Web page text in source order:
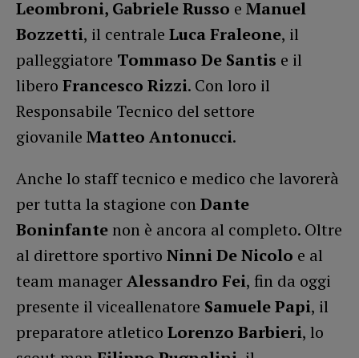
Leombroni, Gabriele Russo e Manuel
Bozzetti, il centrale Luca Fraleone, il
palleggiatore Tommaso De Santis e il
libero Francesco Rizzi. Con loro il
Responsabile Tecnico del settore
giovanile Matteo Antonucci.
Anche lo staff tecnico e medico che lavorerà
per tutta la stagione conDante
Boninfante non è ancora al completo. Oltre
al direttore sportivo Ninni De Nicolo e al
team managerAlessandro Fei, fin da oggi
presente il viceallenatore Samuele Papi, il
preparatore atletico Lorenzo Barbieri, lo